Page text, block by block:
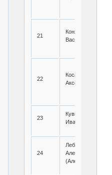
21
Коняхин Иван
Васильевич
22
Косарев Яков
Аксентьевич
23
Кувшинов Павел
Иванович
24
Лебедев Михаил
Алексеевич
(Александрович)